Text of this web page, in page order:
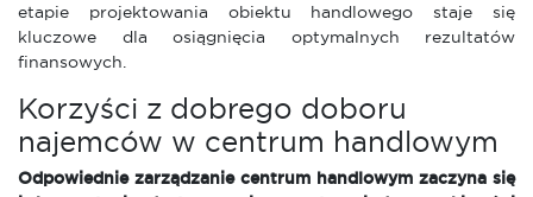
etapie projektowania obiektu handlowego staje się
kluczowe dla osiągnięcia optymalnych rezultatów
finansowych.
Korzyści z dobrego doboru
najemców w centrum handlowym
Odpowiednie zarządzanie centrum handlowym zaczyna się